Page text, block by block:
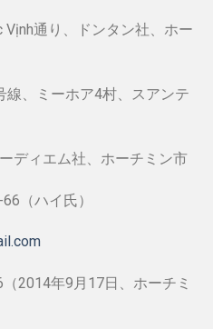
Vịnh通り、ドンタン社、ホー
線、ミーホア4村、スアンテ
ディエム社、ホーチミン市
（ハイ氏）
2014年9月17日、ホーチミ